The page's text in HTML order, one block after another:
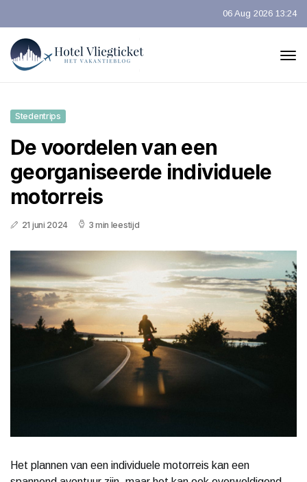
06 Aug 2026 13:24
Stedentrips
De voordelen van een
georganiseerde individuele
motorreis
21 juni 2024 3 min leestijd
Het plannen van een individuele motorreis kan een